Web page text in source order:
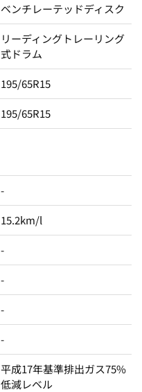
ベンチレーテッドディスク
リーディングトレーリング
式ドラム
195/65R15
195/65R15
-
15.2km/l
-
-
-
-
平成17年基準排出ガス75%
低減レベル